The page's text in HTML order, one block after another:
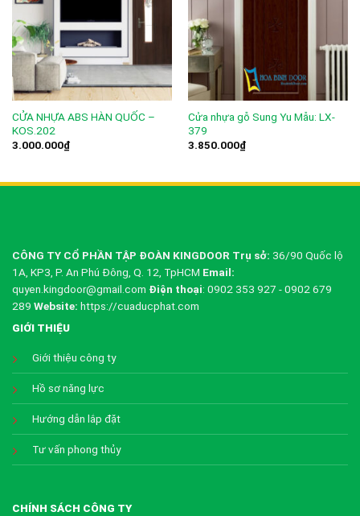
CỬA NHỰA ABS HÀN QUỐC –
KOS.202
3.000.000₫
Cửa nhựa gỗ Sung Yu Mẫu: LX-
379
3.850.000₫
CÔNG TY CỔ PHẦN TẬP ĐOÀN KINGDOOR Trụ sở: 36/90 Quốc lộ
1A, KP3, P. An Phú Đông, Q. 12, TpHCM Email:
quyen.kingdoor@gmail.com Điện thoại: 0902 353 927 - 0902 679
289 Website: https://cuaducphat.com
GIỚI THIỆU
Giới thiệu công ty
Hồ sơ năng lực
Hướng dẫn lắp đặt
Tư vấn phong thủy
CHÍNH SÁCH CÔNG TY